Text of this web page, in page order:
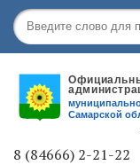
8 (84666) 2-21-22